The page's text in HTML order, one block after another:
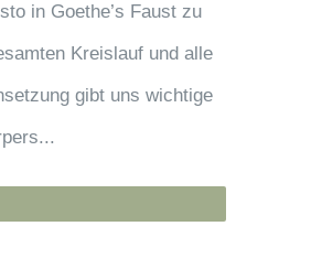
in Goethe’s Faust zu
Kreislauf und alle
gibt uns wichtige